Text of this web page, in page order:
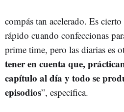
compás tan acelerado. Es
rápido cuando confeccionas
prime time, pero las diarias es
tener en cuenta que,
capítulo al día y todo se
episodios”, especifica.